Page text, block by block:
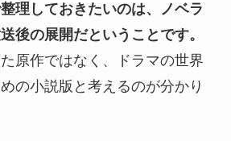
理しておきたいのは、ノベラ
後の展開だということです。
原作ではなく、ドラマの世界
の小説版と考えるのが分かり